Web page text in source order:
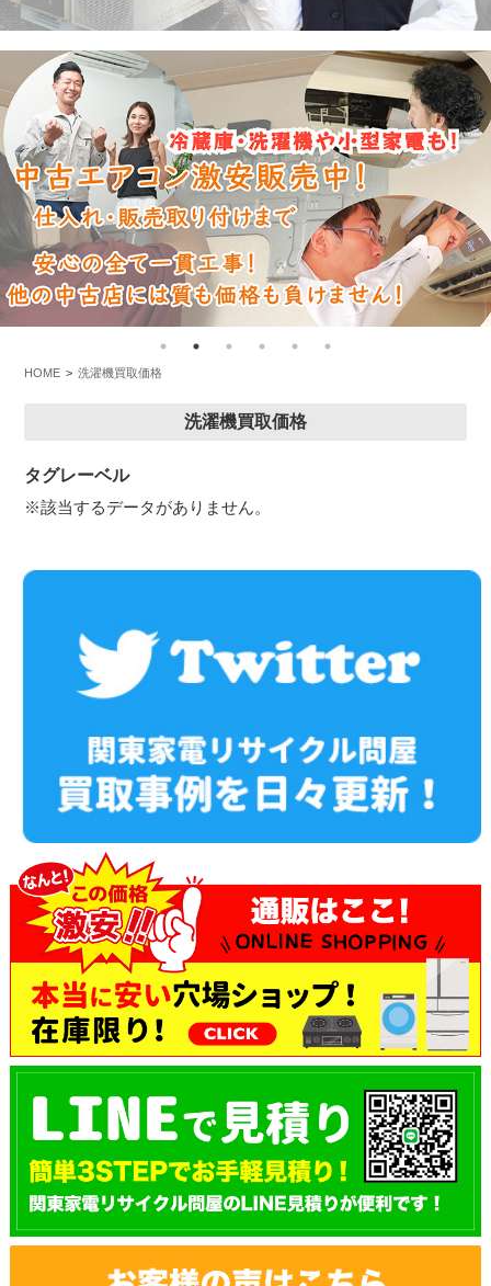
HOME 洗濯機買取価格
洗濯機買取価格
タグレーベル
※該当するデータがありません。